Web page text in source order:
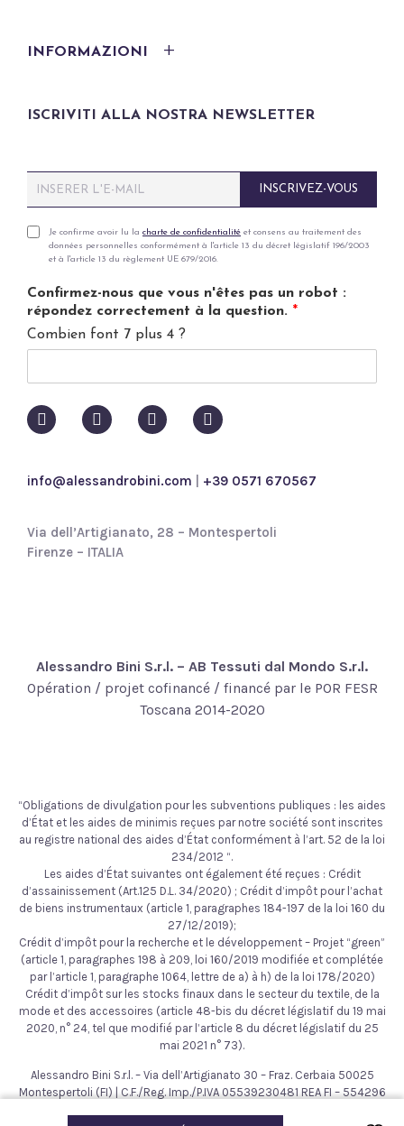
INFORMAZIONI
ISCRIVITI ALLA NOSTRA NEWSLETTER
m
iP
v
a
y
i
c
Je confirme avoir lu la charte de confidentialité et consens au traitement des
données personnelles conformément à l'article 13 du décret législatif 196/2003
et à l'article 13 du règlement UE 679/2016.
Confirmez-nous que vous n'êtes pas un robot :
répondez correctement à la question. *
Combien font 7 plus 4 ?
INSCRIVEZ-VOUS
info@alessandrobini.com +39 0571 670567
Via dell’Artigianato, 28 – Montespertoli
Firenze – ITALIA
Alessandro Bini S.r.l. – AB Tessuti dal Mondo S.r.l.
Opération / projet cofinancé / financé par le POR FESR
Toscana 2014-2020
“Obligations de divulgation pour les subventions publiques : les aides
d’État et les aides de minimis reçues par notre société sont inscrites
au registre national des aides d’État conformément à l’art. 52 de la loi
234/2012 “.
Les aides d’État suivantes ont également été reçues : Crédit
d’assainissement (Art.125 D.L. 34/2020) ; Crédit d’impôt pour l’achat
de biens instrumentaux (article 1, paragraphes 184-197 de la loi 160 du
27/12/2019);
Crédit d’impôt pour la recherche et le développement – Projet “green”
(article 1, paragraphes 198 à 209, loi 160/2019 modifiée et complétée
par l’article 1, paragraphe 1064, lettre de a) à h) de la loi 178/2020)
Crédit d’impôt sur les stocks finaux dans le secteur du textile, de la
mode et des accessoires (article 48-bis du décret législatif du 19 mai
2020, n° 24, tel que modifié par l’article 8 du décret législatif du 25
mai 2021 n° 73).
Alessandro Bini S.r.l. – Via dell’Artigianato 30 – Fraz. Cerbaia 50025
Montespertoli (FI) | C.F./Reg. Imp./P.IVA 05539230481 REA FI – 554296